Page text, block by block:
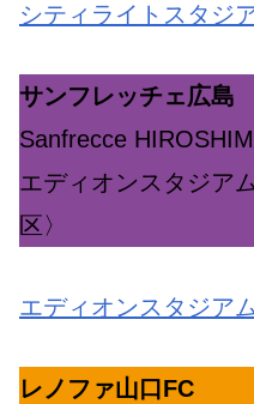
シティライトスタジ
サンフレッチェ広島
Sanfrecce
エディオンスタジア
区〉
エディオンスタジア
レノファ山口FC